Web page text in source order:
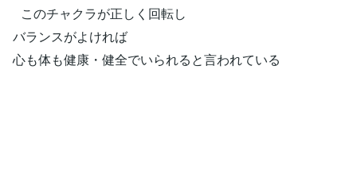
このチャクラが正しく回転し
バランスがよければ
心も体も健康・健全でいられると言われている